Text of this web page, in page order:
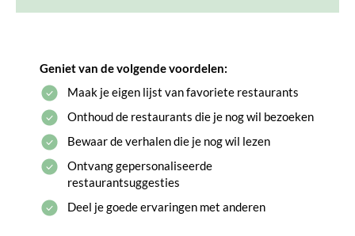
Geniet van de volgende voordelen:
Maak je eigen lijst van favoriete restaurants
Onthoud de restaurants die je nog wil bezoeken
Bewaar de verhalen die je nog wil lezen
Ontvang gepersonaliseerde
restaurantsuggesties
Deel je goede ervaringen met anderen